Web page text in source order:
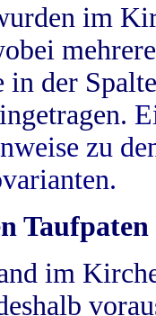
im
der
zu
Taufpaten
im